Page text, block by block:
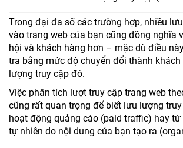
Trong đại đa số các trường hợp, nhiều
vào trang web của bạn cũng đồng nghĩa
hội và khách hàng hơn – mặc dù điều
tra bằng mức độ chuyển đổi thành
lượng truy cập đó.
Việc phân tích lượt truy cập trang web
cũng rất quan trọng để biết lưu lượng
hoạt động quảng cáo (paid traffic) hay
tự nhiên do nội dung của bạn tạo ra